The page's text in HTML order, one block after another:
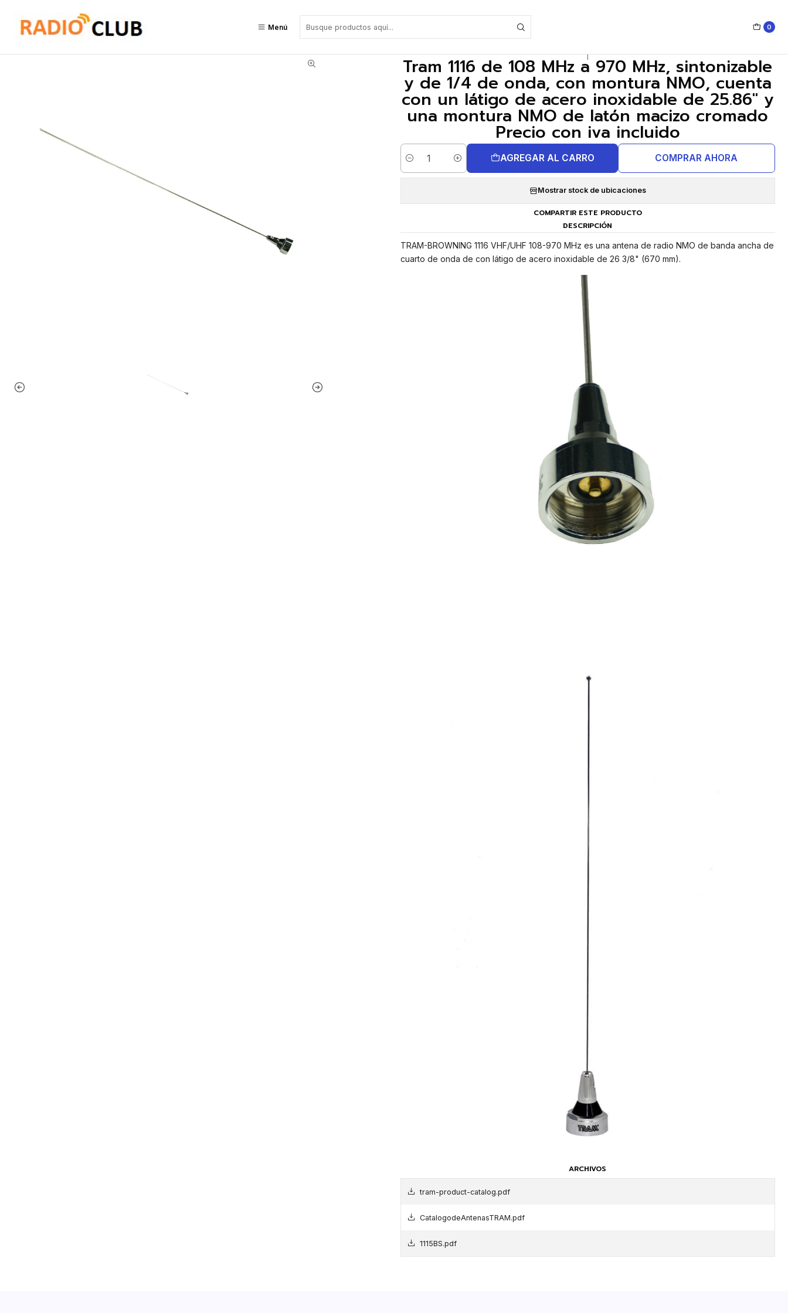
Menú 0
Tram 1116 de 108 MHz a 970 MHz, sintonizable y de 1/4 de onda, con montura NMO, cuenta con un látigo de acero inoxidable de 25.86" y una montura NMO de latón macizo cromado Precio con iva incluido
|
Tram 1116 de 108 MHz a 970 MHz, sintonizable
y de 1/4 de onda, con montura NMO, cuenta
con un látigo de acero inoxidable de 25.86" y
una montura NMO de latón macizo cromado
Precio con iva incluido
Cantidad
AGREGAR AL CARRO COMPRAR AHORA
Mostrar stock de ubicaciones
COMPARTIR ESTE PRODUCTO
DESCRIPCIÓN
TRAM-BROWNING 1116 VHF/UHF 108-970 MHz es una antena de radio NMO de banda ancha de
cuarto de onda de con látigo de acero inoxidable de 26 3/8" (670 mm).
ARCHIVOS
tram-product-catalog.pdf
CatalogodeAntenasTRAM.pdf
1115BS.pdf